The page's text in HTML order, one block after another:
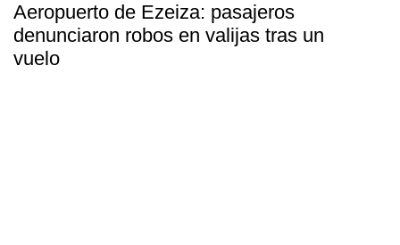
Aeropuerto de Ezeiza: pasajeros
denunciaron robos en valijas tras un
vuelo